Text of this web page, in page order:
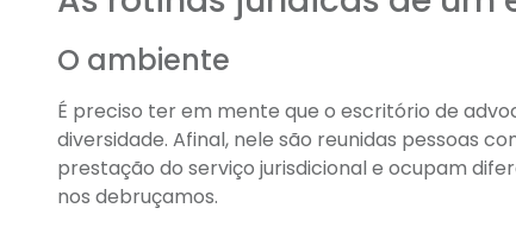
O ambiente
É preciso ter em mente que o escritório de
diversidade. Afinal, nele são reunidas pessoas
prestação do serviço jurisdicional e ocupam
nos debruçamos.